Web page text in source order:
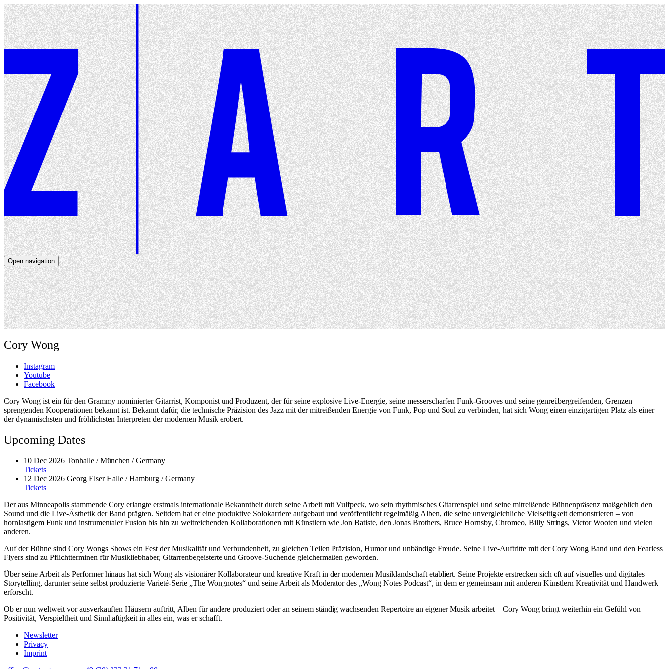
Open navigation
Artists
Dates
About
News
Close navigation
Cory Wong
Instagram
Youtube
Facebook
Cory Wong ist ein für den Grammy nominierter Gitarrist, Komponist und Produzent, der für seine explosive Live-Energie, seine messerscharfen Funk-Grooves und seine genreübergreifenden, Grenzen
sprengenden Kooperationen bekannt ist. Bekannt dafür, die technische Präzision des Jazz mit der mitreißenden Energie von Funk, Pop und Soul zu verbinden, hat sich Wong einen einzigartigen Platz als einer
der dynamischsten und fröhlichsten Interpreten der modernen Musik erobert.
Upcoming Dates
10 Dec 2026 Tonhalle / München / Germany
Tickets
12 Dec 2026 Georg Elser Halle / Hamburg / Germany
Tickets
Der aus Minneapolis stammende Cory erlangte erstmals internationale Bekanntheit durch seine Arbeit mit Vulfpeck, wo sein rhythmisches Gitarrenspiel und seine mitreißende Bühnenpräsenz maßgeblich den
Sound und die Live-Ästhetik der Band prägten. Seitdem hat er eine produktive Solokarriere aufgebaut und veröffentlicht regelmäßig Alben, die seine unvergleichliche Vielseitigkeit demonstrieren – von
hornlastigem Funk und instrumentaler Fusion bis hin zu weitreichenden Kollaborationen mit Künstlern wie Jon Batiste, den Jonas Brothers, Bruce Hornsby, Chromeo, Billy Strings, Victor Wooten und vielen
anderen.
Auf der Bühne sind Cory Wongs Shows ein Fest der Musikalität und Verbundenheit, zu gleichen Teilen Präzision, Humor und unbändige Freude. Seine Live-Auftritte mit der Cory Wong Band und den Fearless
Flyers sind zu Pflichtterminen für Musikliebhaber, Gitarrenbegeisterte und Groove-Suchende gleichermaßen geworden.
Über seine Arbeit als Performer hinaus hat sich Wong als visionärer Kollaborateur und kreative Kraft in der modernen Musiklandschaft etabliert. Seine Projekte erstrecken sich oft auf visuelles und digitales
Storytelling, darunter seine selbst produzierte Varieté-Serie „The Wongnotes“ und seine Arbeit als Moderator des „Wong Notes Podcast“, in dem er gemeinsam mit anderen Künstlern Kreativität und Handwerk
erforscht.
Ob er nun weltweit vor ausverkauften Häusern auftritt, Alben für andere produziert oder an seinem ständig wachsenden Repertoire an eigener Musik arbeitet – Cory Wong bringt weiterhin ein Gefühl von
Positivität, Verspieltheit und Sinnhaftigkeit in alles ein, was er schafft.
Newsletter
Privacy
Imprint